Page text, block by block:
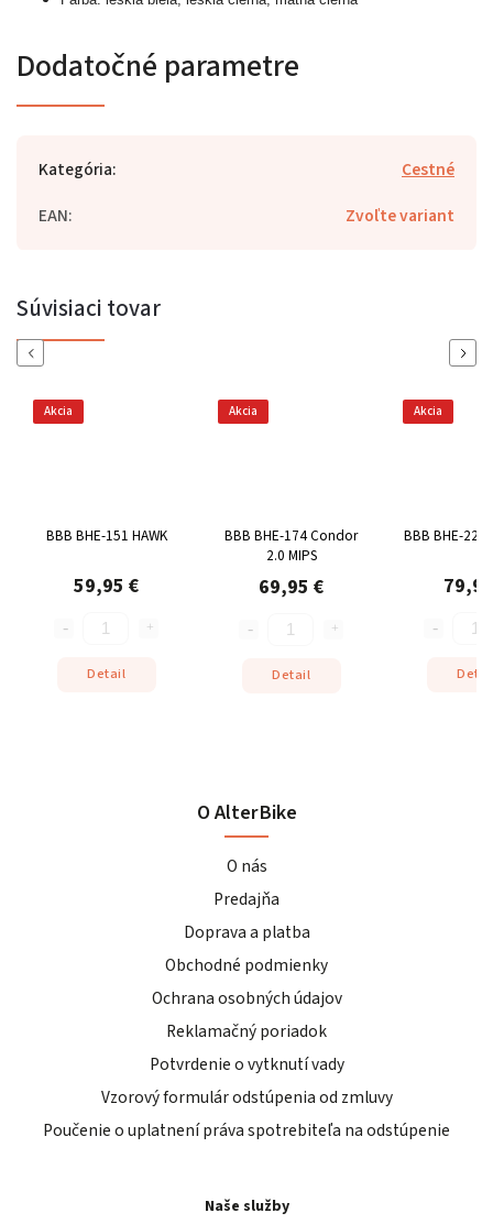
Dodatočné parametre
Kategória:
Cestné
EAN: Zvoľte variant
Súvisiaci tovar
Previous
Akcia
BBB BHE-151 HAWK
59,95 €
Detail
Akcia
BBB BHE-174 Condor
2.0 MIPS
69,95 €
Detail
Akcia
BBB BHE-22
Next
O AlterBike
O nás
Predajňa
Doprava a platba
Obchodné podmienky
Ochrana osobných údajov
Reklamačný poriadok
Potvrdenie o vytknutí vady
Vzorový formulár odstúpenia od zmluvy
Poučenie o uplatnení práva spotrebiteľa na odstúpenie
Naše služby